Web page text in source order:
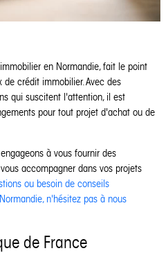
en Normandie, fait le point
de crédit immobilier. Avec des
qui suscitent l'attention, il est
pour tout projet d'achat ou de
à vous fournir des
accompagner dans vos projets
ou besoin de conseils
n'hésitez pas à nous
de France